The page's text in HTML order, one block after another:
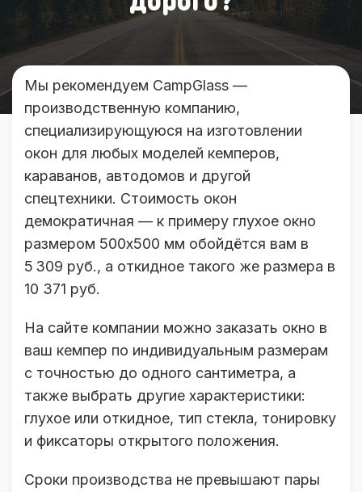
Мы рекомендуем CampGlass —
производственную компанию,
специализирующуюся на изготовлении
окон для любых моделей кемперов,
караванов, автодомов и другой
спецтехники. Стоимость окон
демократичная — к примеру глухое окно
размером 500х500 мм обойдётся вам в
5 309 руб., а откидное такого же размера в
10 371 руб.
На сайте компании можно заказать окно в
ваш кемпер по индивидуальным размерам
с точностью до одного сантиметра, а
также выбрать другие характеристики:
глухое или откидное, тип стекла, тонировку
и фиксаторы открытого положения.
Сроки производства не превышают пары